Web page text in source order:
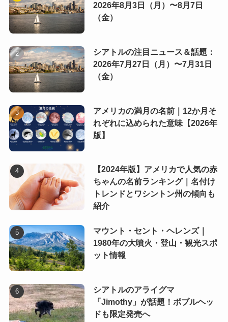
2026年8月3日（月）〜8月7日
（金）
シアトルの注目ニュース＆話題：
2026年7月27日（月）〜7月31日
（金）
アメリカの満月の名前｜12か月そ
れぞれに込められた意味【2026年
版】
【2024年版】アメリカで人気の赤
ちゃんの名前ランキング｜名付け
トレンドとワシントン州の傾向も
紹介
マウント・セント・ヘレンズ｜
1980年の大噴火・登山・観光スポ
ット情報
シアトルのアライグマ
「Jimothy」が話題！ボブルヘッ
ドも限定発売へ